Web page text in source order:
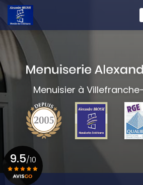
Aller
contenu
principal
Menuisier à
9.5/10